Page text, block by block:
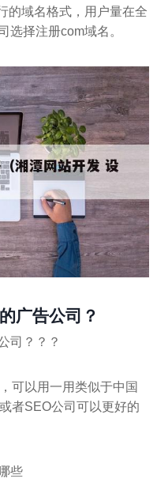
的域名格式，用户量在全
选择注册com域名。
广告公司？
司？？？
可以用一用类似于中国
者SEO公司可以更好的
些